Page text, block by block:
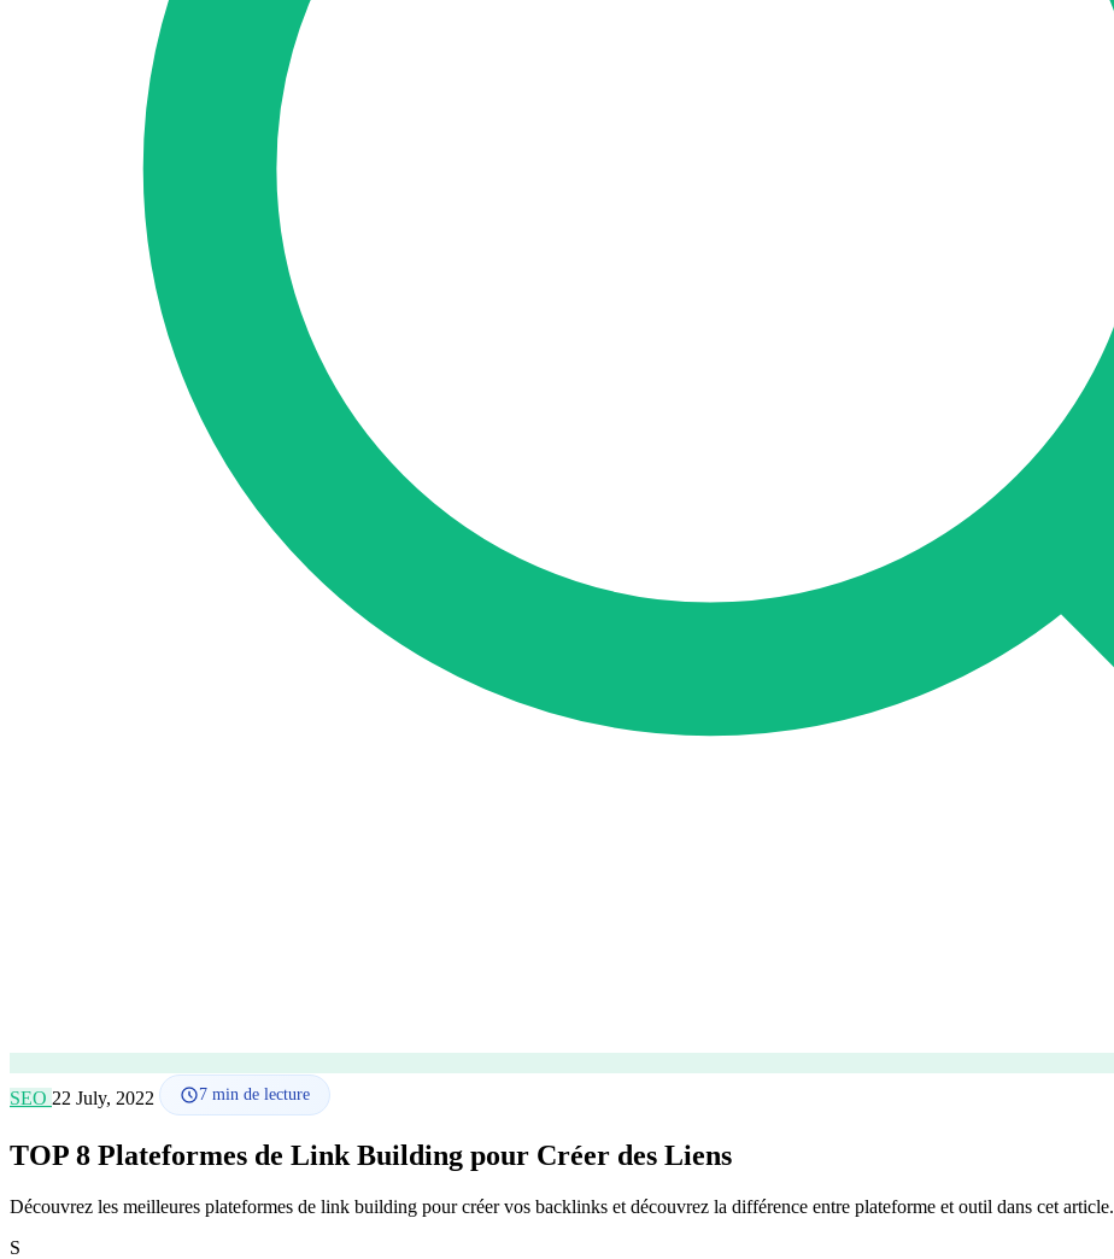
SEO 22 July, 2022 7 min de lecture
TOP 8 Plateformes de Link Building pour Créer des Liens
Découvrez les meilleures plateformes de link building pour créer vos backlinks et découvrez la différence entre plateforme et outil dans cet article.
S